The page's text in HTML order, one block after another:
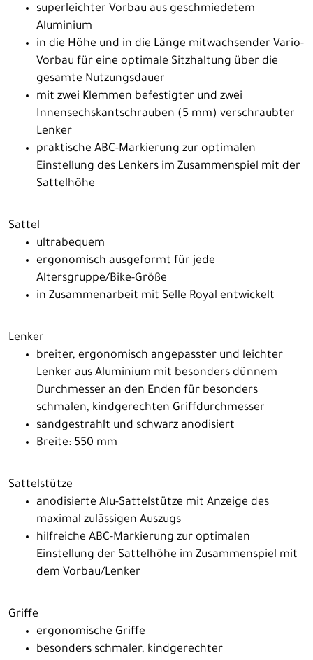
superleichter Vorbau aus geschmiedetem
Aluminium
in die Höhe und in die Länge mitwachsender Vario-
Vorbau für eine optimale Sitzhaltung über die
gesamte Nutzungsdauer
mit zwei Klemmen befestigter und zwei
Innensechskantschrauben (5 mm) verschraubter
Lenker
praktische ABC-Markierung zur optimalen
Einstellung des Lenkers im Zusammenspiel mit der
Sattelhöhe
Sattel
ultrabequem
ergonomisch ausgeformt für jede
Altersgruppe/Bike-Größe
in Zusammenarbeit mit Selle Royal entwickelt
Lenker
breiter, ergonomisch angepasster und leichter
Lenker aus Aluminium mit besonders dünnem
Durchmesser an den Enden für besonders
schmalen, kindgerechten Griffdurchmesser
sandgestrahlt und schwarz anodisiert
Breite: 550 mm
Sattelstütze
anodisierte Alu-Sattelstütze mit Anzeige des
maximal zulässigen Auszugs
hilfreiche ABC-Markierung zur optimalen
Einstellung der Sattelhöhe im Zusammenspiel mit
dem Vorbau/Lenker
Griffe
ergonomische Griffe
besonders schmaler, kindgerechter